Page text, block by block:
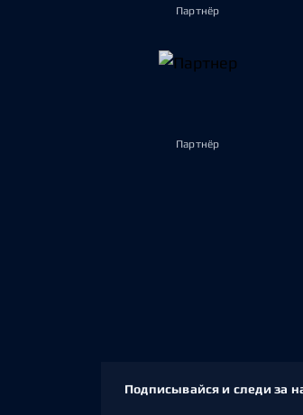
Партнёр
Партнёр
Подписывайся и следи за